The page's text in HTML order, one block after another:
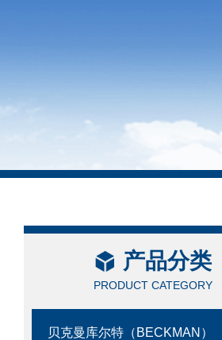
产品分类
PRODUCT CATEGORY
贝克曼库尔特（BECKMAN）